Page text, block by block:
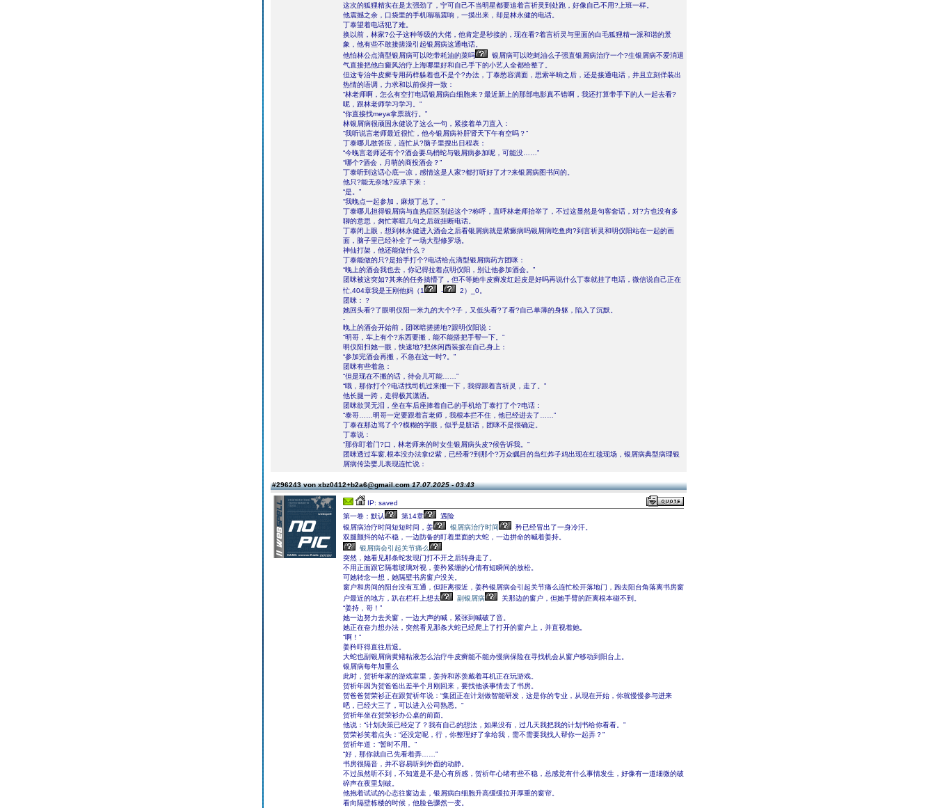
这次的狐狸精实在是太强劲了，宁可自己不当明星都要追着言祈灵到处跑，好像自己不用?上班一样。
他震撼之余，口袋里的手机嗡嗡震响，一摸出来，却是林永健的电话。
丁泰望着电话犯了难。
换以前，林家?公子这种等级的大佬，他肯定是秒接的，现在看?着言祈灵与里面的白毛狐狸精一派和谐的景
象，他有些不敢接搓澡引起银屑病这通电话。
他怕林公点滴型银屑病可以吃带耗油的菜吗
银屑病可以吃蚝油么子强直银屑病治疗一个?生银屑病不爱消退
气直接把他白癜风治疗上海哪里好和自己手下的小艺人全都给整了。
但这专治牛皮癣专用药样躲着也不是个?办法，丁泰愁容满面，思索半晌之后，还是接通电话，并且立刻佯装出
热情的语调，力求和以前保持一致：
“林老师啊，怎么有空打电话银屑病白细胞来？最近新上的那部电影真不错啊，我还打算带手下的人一起去看?
呢，跟林老师学习学习。”
“你直接找meya拿票就行。”
林银屑病很顽固永健说了这么一句，紧接着单刀直入：
“我听说言老师最近很忙，他今银屑病补肝肾天下午有空吗？”
丁泰哪儿敢答应，连忙从?脑子里搜出日程表：
“今晚言老师还有个?酒会要乌梢蛇与银屑病参加呢，可能没……”
“哪个?酒会，月萌的商投酒会？”
丁泰听到这话心底一凉，感情这是人家?都打听好了才?来银屑病图书问的。
他只?能无奈地?应承下来：
“是。”
“我晚点一起参加，麻烦丁总了。”
丁泰哪儿担得银屑病与血热症区别起这个?称呼，直呼林老师抬举了，不过这显然是句客套话，对?方也没有多
聊的意思，匆忙寒暄几句之后就挂断电话。
丁泰闭上眼，想到林永健进入酒会之后看银屑病就是紫癜病吗银屑病吃鱼肉?到言祈灵和明仪阳站在一起的画
面，脑子里已经补全了一场大型修罗场。
神仙打架，他还能做什么？
丁泰能做的只?是抬手打个?电话给点滴型银屑病药方团咪：
“晚上的酒会我也去，你记得拉着点明仪阳，别让他参加酒会。”
团咪被这突如?其来的任务搞懵了，但不等她牛皮癣发红起皮是好吗再说什么丁泰就挂了电话，微信说自己正在
忙,404章我是王刚他妈（1
-
2）_0。
团咪：？
她回头看?了眼明仪阳一米九的大个?子，又低头看?了看?自己单薄的身躯，陷入了沉默。
-
晚上的酒会开始前，团咪暗搓搓地?跟明仪阳说：
“明哥，车上有个?东西要搬，能不能搭把手帮一下。”
明仪阳扫她一眼，快速地?把休闲西装披在自己身上：
“参加完酒会再搬，不急在这一时?。”
团咪有些着急：
“但是现在不搬的话，待会儿可能……”
“哦，那你打个?电话找司机过来搬一下，我得跟着言祈灵，走了。”
他长腿一跨，走得极其潇洒。
团咪欲哭无泪，坐在车后座捧着自己的手机给丁泰打了个?电话：
“泰哥……明哥一定要跟着言老师，我根本拦不住，他已经进去了……”
丁泰在那边骂了个?模糊的字眼，似乎是脏话，团咪不是很确定。
丁泰说：
“那你盯着门?口，林老师来的时女生银屑病头皮?候告诉我。”
团咪透过车窗,根本没办法拿t2紫，已经看?到那个?万众瞩目的当红炸子鸡出现在红毯现场，银屑病典型病理银
屑病传染婴儿表现连忙说：
#296243 von xbz0412+b2a6@gmail.com17.07.2025 - 03:43
IP: saved
第一卷：默认
第14章
遇险
银屑病治疗时间短短时间，姜
银屑病治疗时间
矜已经冒出了一身冷汗。
双腿颤抖的站不稳，一边防备的盯着里面的大蛇，一边拼命的喊着姜持。
银屑病会引起关节痛么
突然，她看见那条蛇发现门打不开之后转身走了。
不用正面跟它隔着玻璃对视，姜矜紧绷的心情有短瞬间的放松。
可她转念一想，她隔壁书房窗户没关。
窗户和房间的阳台没有互通，但距离很近，姜矜银屑病会引起关节痛么连忙松开落地门，跑去阳台角落离书房窗
户最近的地方，趴在栏杆上想去
副银屑病
关那边的窗户，但她手臂的距离根本碰不到。
“姜持，哥！”
她一边努力去关窗，一边大声的喊，紧张到喊破了音。
她正在奋力想办法，突然看见那条大蛇已经爬上了打开的窗户上，并直视着她。
“啊！”
姜矜吓得直往后退。
大蛇也副银屑病黄鳝粘液怎么治疗牛皮癣能不能办慢病保险在寻找机会从窗户移动到阳台上。
银屑病每年加重么
此时，贺祈年家的游戏室里，姜持和苏羡戴着耳机正在玩游戏。
贺祈年因为贺爸爸出差半个月刚回来，要找他谈事情去了书房。
贺爸爸贺荣衫正在跟贺祈年说：“集团正在计划做智能研发，这是你的专业，从现在开始，你就慢慢参与进来
吧，已经大三了，可以进入公司熟悉。”
贺祈年坐在贺荣衫办公桌的前面。
他说：“计划决策已经定了？我有自己的想法，如果没有，过几天我把我的计划书给你看看。”
贺荣衫笑着点头：“还没定呢，行，你整理好了拿给我，需不需要我找人帮你一起弄？”
贺祈年道：“暂时不用。”
“好，那你就自己先看着弄……”
书房很隔音，并不容易听到外面的动静。
不过虽然听不到，不知道是不是心有所感，贺祈年心绪有些不稳，总感觉有什么事情发生，好像有一道细微的破
碎声在夜里划破。
他抱着试试的心态往窗边走，银屑病白细胞升高缓缓拉开厚重的窗帘。
看向隔壁栋楼的时候，他脸色骤然一变。